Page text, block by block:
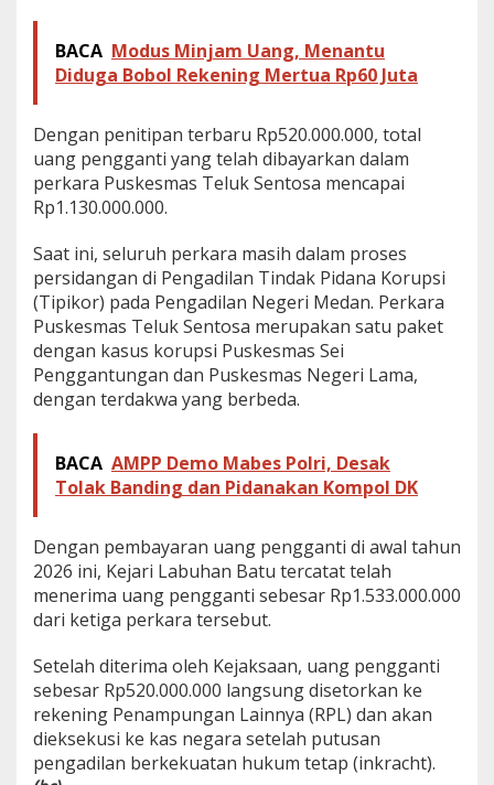
BACA Modus Minjam Uang, Menantu
Diduga Bobol Rekening Mertua Rp60 Juta
Dengan penitipan terbaru Rp520.000.000, total
uang pengganti yang telah dibayarkan dalam
perkara Puskesmas Teluk Sentosa mencapai
Rp1.130.000.000.
Saat ini, seluruh perkara masih dalam proses
persidangan di Pengadilan Tindak Pidana Korupsi
(Tipikor) pada Pengadilan Negeri Medan. Perkara
Puskesmas Teluk Sentosa merupakan satu paket
dengan kasus korupsi Puskesmas Sei
Penggantungan dan Puskesmas Negeri Lama,
dengan terdakwa yang berbeda.
BACA AMPP Demo Mabes Polri, Desak
Tolak Banding dan Pidanakan Kompol DK
Dengan pembayaran uang pengganti di awal tahun
2026 ini, Kejari Labuhan Batu tercatat telah
menerima uang pengganti sebesar Rp1.533.000.000
dari ketiga perkara tersebut.
Setelah diterima oleh Kejaksaan, uang pengganti
sebesar Rp520.000.000 langsung disetorkan ke
rekening Penampungan Lainnya (RPL) dan akan
dieksekusi ke kas negara setelah putusan
pengadilan berkekuatan hukum tetap (inkracht).